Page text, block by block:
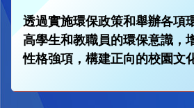
透過實施環保政策和舉辦各項
高學生和教職員的環保意識，
性格強項，構建正向的校園文